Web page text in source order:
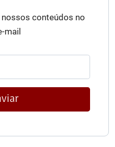
conteúdos no
mail